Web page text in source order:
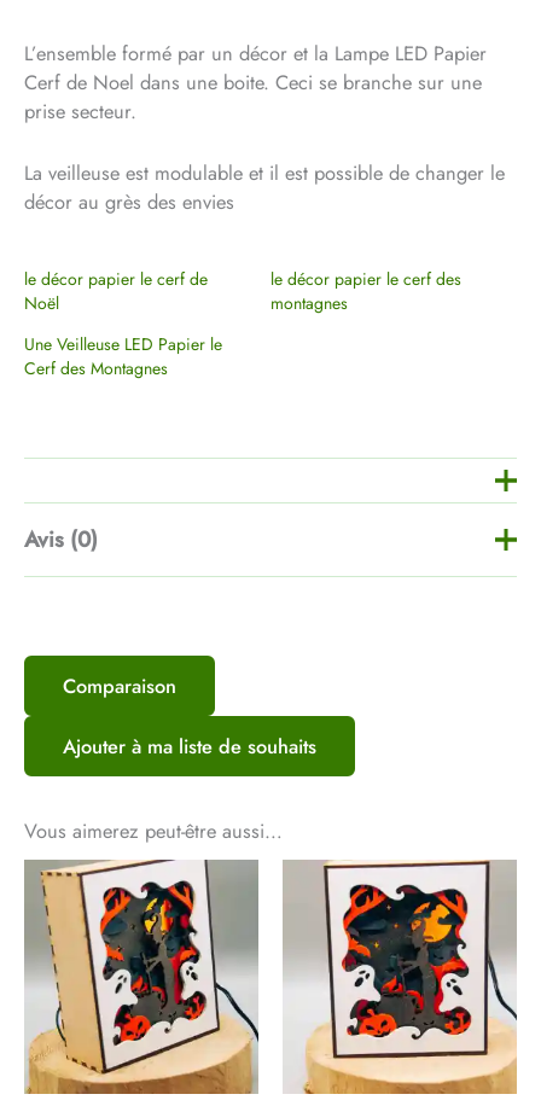
L’ensemble formé par un décor et la Lampe LED Papier
Cerf de Noel dans une boite. Ceci se branche sur une
prise secteur.
La veilleuse est modulable et il est possible de changer le
décor au grès des envies
le décor papier le cerf de
Noël
le décor papier le cerf des
montagnes
Une Veilleuse LED Papier le
Cerf des Montagnes
Avis (0)
Soyez le premier à laisser votre avis
sur “Une Veilleuse LED Papier le
Cerf de Noel”
champs obligatoires sont indiqués avec
Votre note*
Votre avis*
Nom*
Comparaison
Ajouter à ma liste de souhaits
Vous aimerez peut-être aussi…
Plage
de
prix :
€8,00
à
€27,00